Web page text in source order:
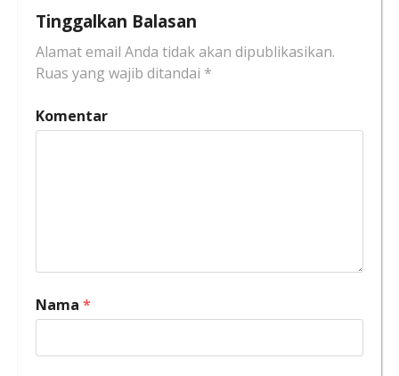
Tinggalkan Balasan
Alamat email Anda tidak akan dipublikasikan.
Ruas yang wajib ditandai *
Komentar
Nama *